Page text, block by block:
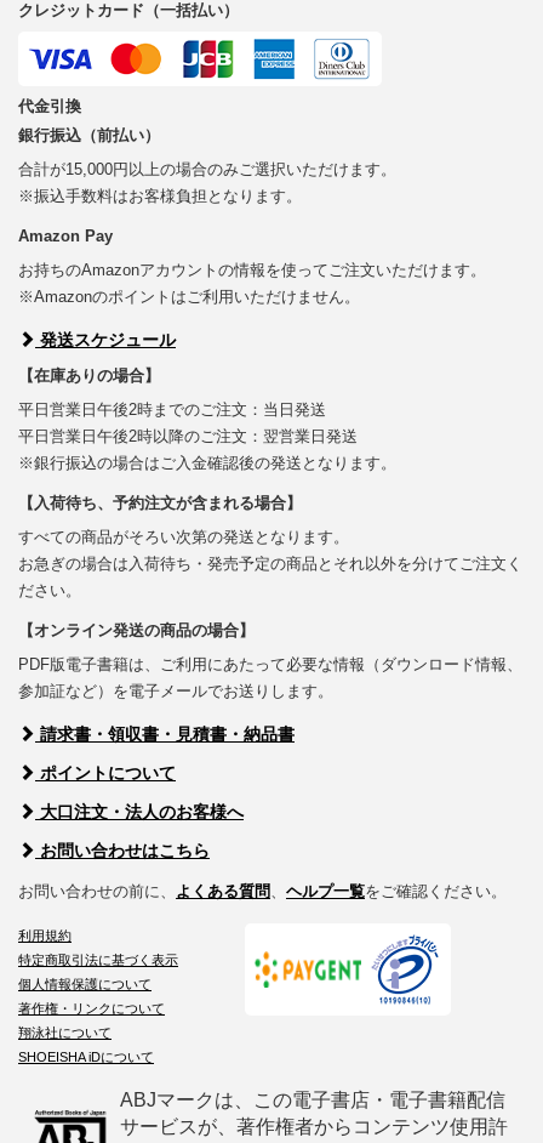
クレジットカード（一括払い）
代金引換
銀行振込（前払い）
合計が15,000円以上の場合のみご選択いただけます。
※振込手数料はお客様負担となります。
Amazon Pay
お持ちのAmazonアカウントの情報を使ってご注文いただけます。
※Amazonのポイントはご利用いただけません。
発送スケジュール
【在庫ありの場合】
平日営業日午後2時までのご注文：当日発送
平日営業日午後2時以降のご注文：翌営業日発送
※銀行振込の場合はご入金確認後の発送となります。
【入荷待ち、予約注文が含まれる場合】
すべての商品がそろい次第の発送となります。
お急ぎの場合は入荷待ち・発売予定の商品とそれ以外を分けてご注文く
ださい。
【オンライン発送の商品の場合】
PDF版電子書籍は、ご利用にあたって必要な情報（ダウンロード情報、
参加証など）を電子メールでお送りします。
請求書・領収書・見積書・納品書
ポイントについて
大口注文・法人のお客様へ
お問い合わせはこちら
お問い合わせの前に、 よくある質問、 ヘルプ一覧をご確認ください。
利用規約
特定商取引法に基づく表示
個人情報保護について
著作権・リンクについて
翔泳社について
SHOEISHA iDについて
ABJマークは、この電子書店・電子書籍配信
サービスが、著作権者からコンテンツ使用許